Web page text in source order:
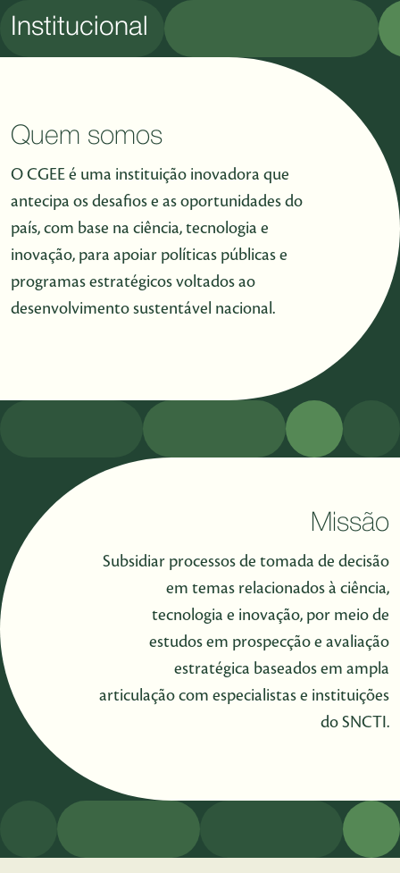
Pular para o Conteúdo principal
Institucional
Quem somos
O CGEE é uma instituição inovadora que
antecipa os desafios e as oportunidades do
país, com base na ciência, tecnologia e
inovação, para apoiar políticas públicas e
programas estratégicos voltados ao
desenvolvimento sustentável nacional.
Missão
Subsidiar processos de tomada de decisão
em temas relacionados à ciência,
tecnologia e inovação, por meio de
estudos em prospecção e avaliação
estratégica baseados em ampla
articulação com especialistas e instituições
do SNCTI.